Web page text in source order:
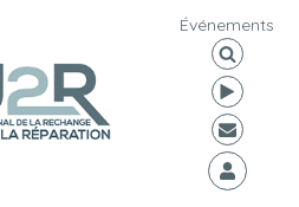
Événements